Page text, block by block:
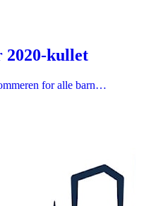
kullet
for alle barn…